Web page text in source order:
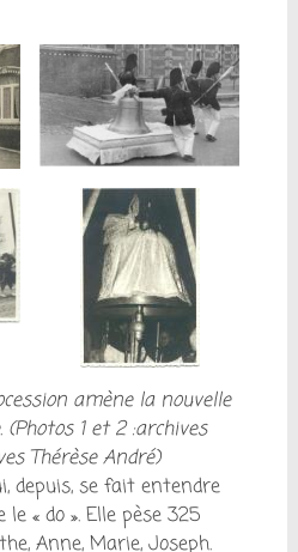
amène la nouvelle
(Photos 1 et 2 :archives
Thérèse André)
depuis, se fait entendre
« do ». Elle pèse 325
Anne, Marie, Joseph.